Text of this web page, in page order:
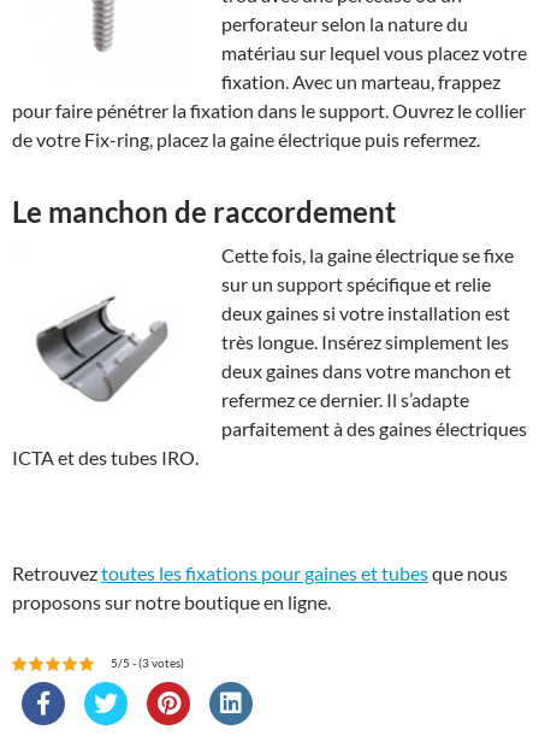
perforateur selon la nature du
matériau sur lequel vous placez votre
fixation. Avec un marteau, frappez
pour faire pénétrer la fixation dans le support. Ouvrez le collier
de votre Fix-ring, placez la gaine électrique puis refermez.
Le manchon de raccordement
Cette fois, la gaine électrique se fixe
sur un support spécifique et relie
deux gaines si votre installation est
très longue. Insérez simplement les
deux gaines dans votre manchon et
refermez ce dernier. Il s’adapte
parfaitement à des gaines électriques
ICTA et des tubes IRO.
Retrouveztoutes les fixations pour gaines et tubesque nous
proposons sur notre boutique en ligne.
5/5 - (3 votes)